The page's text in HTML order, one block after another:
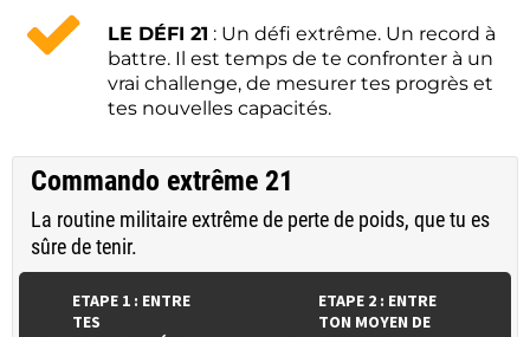
LE DÉFI 21 : Un défi extrême. Un record à
battre. Il est temps de te confronter à un
vrai challenge, de mesurer tes progrès et
tes nouvelles capacités.
Commando extrême 21
La routine militaire extrême de perte de poids, que tu es
sûre de tenir.
ETAPE 1 : ENTRE
TES
ETAPE 2 : ENTRE
TON MOYEN DE